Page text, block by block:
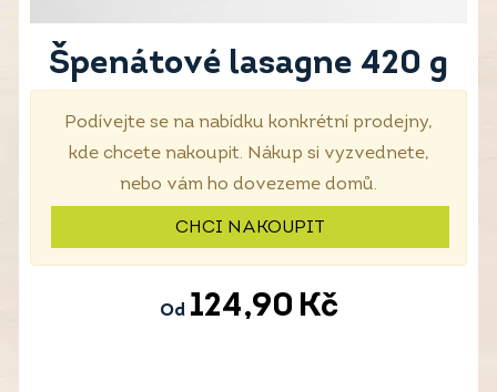
Špenátové lasagne 420 g
Podívejte se na nabídku konkrétní prodejny,
kde chcete nakoupit. Nákup si vyzvednete,
nebo vám ho dovezeme domů.
CHCI NAKOUPIT
Od 124,90 Kč